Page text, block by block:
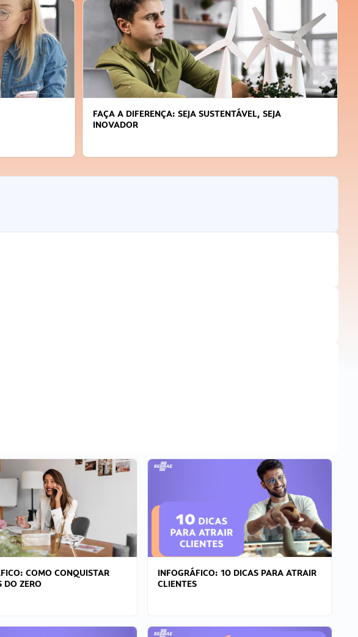
FAÇA A DIFERENÇA: SEJA SUSTENTÁVEL, SEJA
INOVADOR
COMO CONQUISTAR
DO ZERO
INFOGRÁFICO: 10 DICAS PARA ATRAIR
CLIENTES